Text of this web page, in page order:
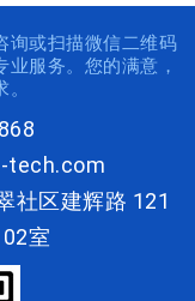
询或扫描微信二维码
服务。您的满意，
tech.com
社区建辉路 121
室